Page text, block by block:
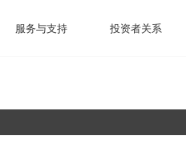
服务与支持 投资者关系